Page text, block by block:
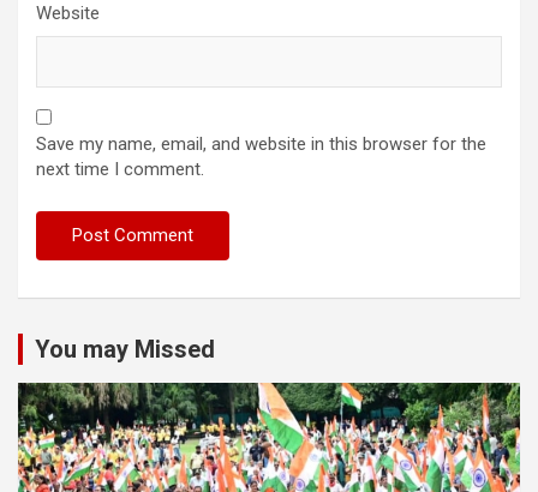
Website
Save my name, email, and website in this browser for the
next time I comment.
You may Missed